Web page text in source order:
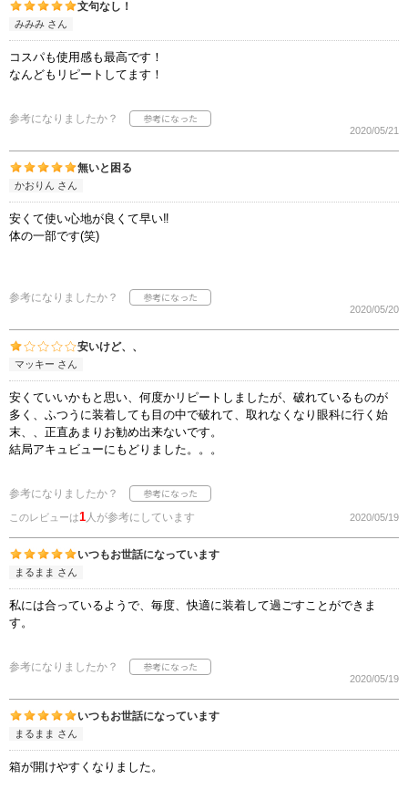
文句なし！
みみみ さん
コスパも使用感も最高です！
なんどもリピートしてます！
参考になりましたか？
2020/05/21
無いと困る
かおりん さん
安くて使い心地が良くて早い‼️
体の一部です(笑)
参考になりましたか？
2020/05/20
安いけど、、
マッキー さん
安くていいかもと思い、何度かリピートしましたが、破れているものが
多く、ふつうに装着しても目の中で破れて、取れなくなり眼科に行く始
末、、正直あまりお勧め出来ないです。
結局アキュビューにもどりました。。。
参考になりましたか？
このレビューは1人が参考にしています 2020/05/19
いつもお世話になっています
まるまま さん
私には合っているようで、毎度、快適に装着して過ごすことができま
す。
参考になりましたか？
2020/05/19
いつもお世話になっています
まるまま さん
箱が開けやすくなりました。